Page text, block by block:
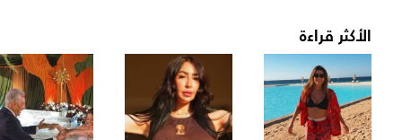
الأكثر قراءة